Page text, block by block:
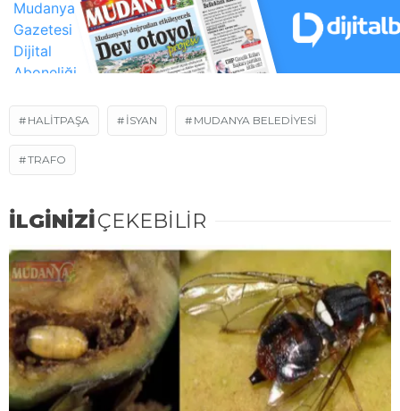
HALITPAŞA ISYAN MUDANYA BELEDIYESI
TRAFO
İLGİNİZİÇEKEBİLİR